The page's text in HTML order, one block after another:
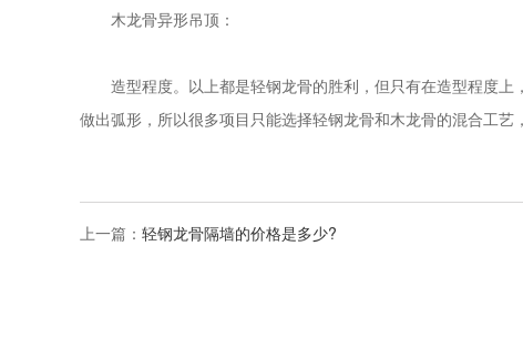
木龙骨异形吊顶：
造型程度。以上都是轻钢龙骨的胜利，但只有在造型程度上
做出弧形，所以很多项目只能选择轻钢龙骨和木龙骨的混合工艺
上一篇： 轻钢龙骨隔墙的价格是多少?